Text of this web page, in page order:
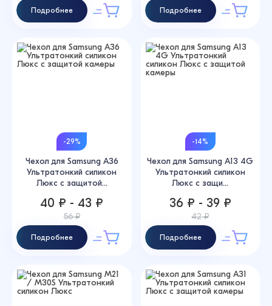
Подробнее Подробнее
-29%
Чехол для Samsung A36
Ультратонкий силикон
Люкс с защитой...
40 ₽ - 43 ₽
56 ₽
Подробнее
-14%
Чехол для Samsung A13 4G
Ультратонкий силикон
Люкс с защи...
36 ₽ - 39 ₽
42 ₽
Подробнее